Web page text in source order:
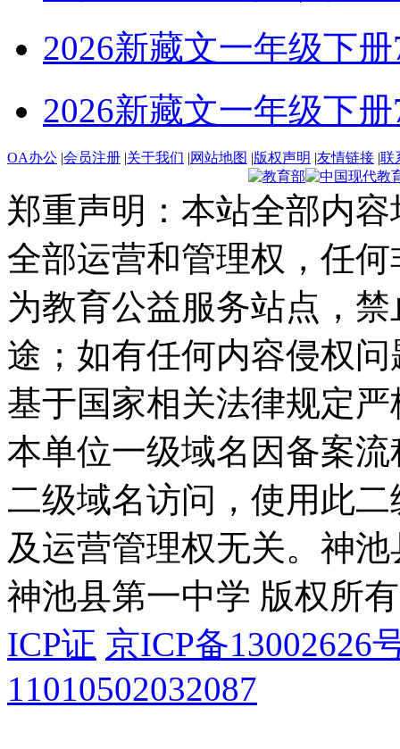
2026新藏文一年级下册
2026新藏文一年级下册
OA办公 |会员注册 |关于我们 |网站地图 |版权声明 |友情链接 |联
郑重声明：本站全部内
全部运营和管理权，任
为教育公益服务站点，
途；如有任何内容侵权
基于国家相关法律规定
本单位一级域名因备案
二级域名访问，使用此
及运营管理权无关。 神池
神池县第一中学 版权所有
ICP证 京ICP备13002626
11010502032087